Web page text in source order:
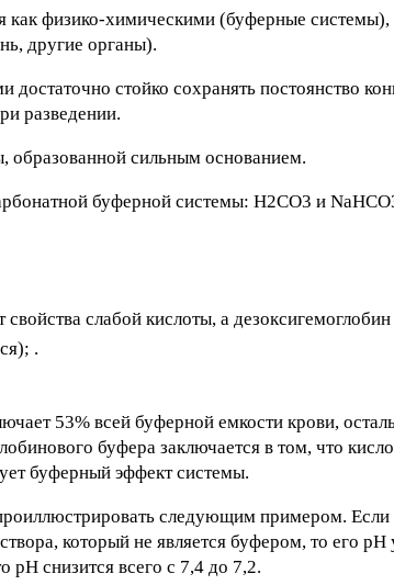
как физико-химическими (буферные системы),
другие органы).
стойко сохранять постоянство
разведении.
образованной сильным основанием.
буферной системы: Н2СО3 и
слабой кислоты, а
.
53% всей буферной емкости крови,
буфера заключается в том, что
буферный эффект системы.
следующим примером.
который не является буфером, то его рН
рН снизится всего с 7,4 до 7,2.